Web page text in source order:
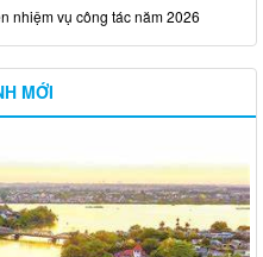
nhiệm vụ công tác năm 2026
MỚI